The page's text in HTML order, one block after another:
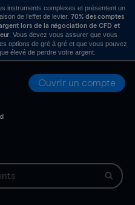
instruments complexes et présentent un
de l’effet de levier. 70% des comptes
lors de la négociation de CFD et
. Vous devez vous assurer que vous
options de gré à gré et que vous pouvez
élevé de perdre votre argent.
Ouvrir un compte